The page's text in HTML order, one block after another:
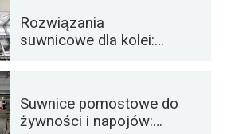
betonowych
Rozwiązania
suwnicowe dla kolei:
kolejowego i obsługa
kontenerów
Suwnice pomostowe do
żywności i napojów: